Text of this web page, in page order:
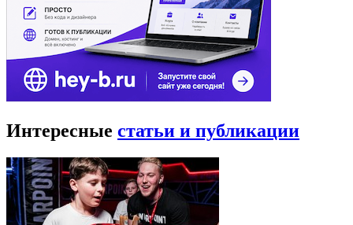
Интересные статьи и публикации